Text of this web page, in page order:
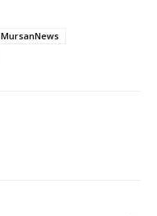
MursanNews